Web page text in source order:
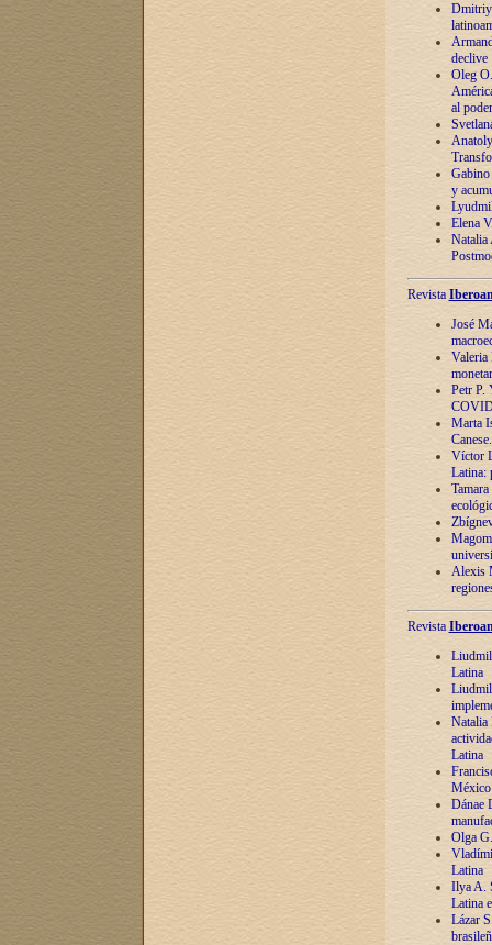
Dmitriy
declive
Oleg
al poder
y
Elena
Natalia
Revista
José
Valeria
Petr P.
Marta
Víctor
Latina:
Alexis
Revista
Latina
Natalia
Latina
México
Dánae
Olga
Latina
Ilya A.
Latina
Lázar